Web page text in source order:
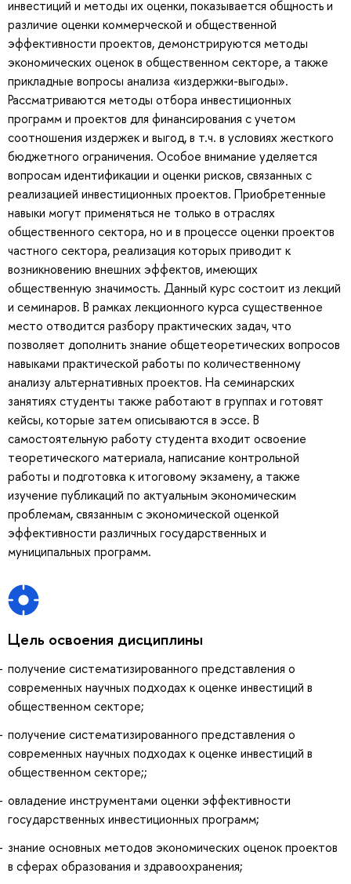
инвестиций и методы их оценки, показывается общность и
различие оценки коммерческой и общественной
эффективности проектов, демонстрируются методы
экономических оценок в общественном секторе, а также
прикладные вопросы анализа «издержки-выгоды».
Рассматриваются методы отбора инвестиционных
программ и проектов для финансирования с учетом
соотношения издержек и выгод, в т.ч. в условиях жесткого
бюджетного ограничения. Особое внимание уделяется
вопросам идентификации и оценки рисков, связанных с
реализацией инвестиционных проектов. Приобретенные
навыки могут применяться не только в отраслях
общественного сектора, но и в процессе оценки проектов
частного сектора, реализация которых приводит к
возникновению внешних эффектов, имеющих
общественную значимость. Данный курс состоит из лекций
и семинаров. В рамках лекционного курса существенное
место отводится разбору практических задач, что
позволяет дополнить знание общетеоретических вопросов
навыками практической работы по количественному
анализу альтернативных проектов. На семинарских
занятиях студенты также работают в группах и готовят
кейсы, которые затем описываются в эссе. В
самостоятельную работу студента входит освоение
теоретического материала, написание контрольной
работы и подготовка к итоговому экзамену, а также
изучение публикаций по актуальным экономическим
проблемам, связанным с экономической оценкой
эффективности различных государственных и
муниципальных программ.
Цель освоения дисциплины
получение систематизированного представления о
современных научных подходах к оценке инвестиций в
общественном секторе;
получение систематизированного представления о
современных научных подходах к оценке инвестиций в
общественном секторе;;
овладение инструментами оценки эффективности
государственных инвестиционных программ;
знание основных методов экономических оценок проектов
в сферах образования и здравоохранения;